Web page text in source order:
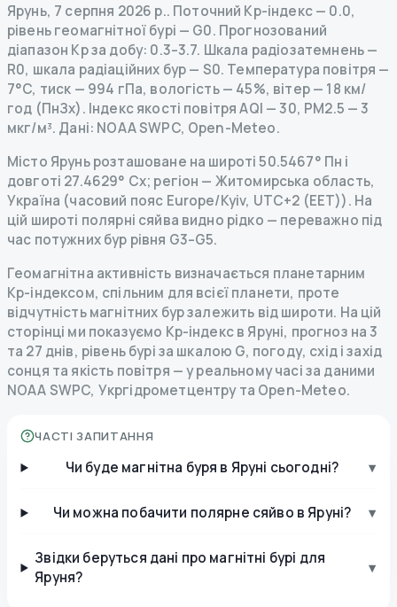
Ярунь, 7 серпня 2026 р.. Поточний Kp-індекс— 0.0,
рівень геомагнітної бурі — G0. Прогнозований
діапазон Kp за добу: 0.3–3.7. Шкала радіозатемнень—
R0, шкала радіаційних бур— S0. Температура повітря —
7°C, тиск — 994 гПа, вологість — 45%, вітер — 18 км/
год (ПнЗх). Індекс якості повітря AQI — 30, PM2.5 — 3
мкг/м³. Дані: NOAA SWPC, Open-Meteo.
Місто Ярунь розташоване на широті 50.5467° Пн і
довготі 27.4629° Сх; регіон — Житомирська область,
Україна (часовий пояс Europe/Kyiv, UTC+2 (EET)). На
цій широті полярні сяйва видно рідко — переважно під
час потужних бур рівня G3–G5.
Геомагнітна активність визначається планетарним
Kp-індексом, спільним для всієї планети, проте
відчутність магнітних бур залежить від широти. На цій
сторінці ми показуємо Kp-індекс в Яруні, прогноз на 3
та 27 днів, рівень бурі за шкалою G, погоду, схід і захід
сонця та якість повітря — у реальному часі за даними
NOAA SWPC, Укргідрометцентру та Open-Meteo.
ЧАСТІ ЗАПИТАННЯ
Чи буде магнітна буря в Яруні сьогодні? ▾
Чи можна побачити полярне сяйво в Яруні? ▾
Звідки беруться дані про магнітні бурі для
Яруня?
▾